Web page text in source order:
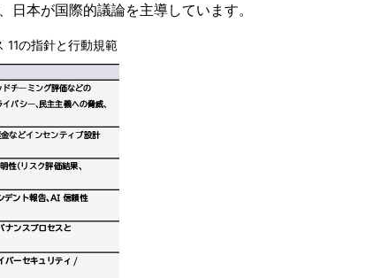
本が国際的議論を主導しています。
の指針と行動規範